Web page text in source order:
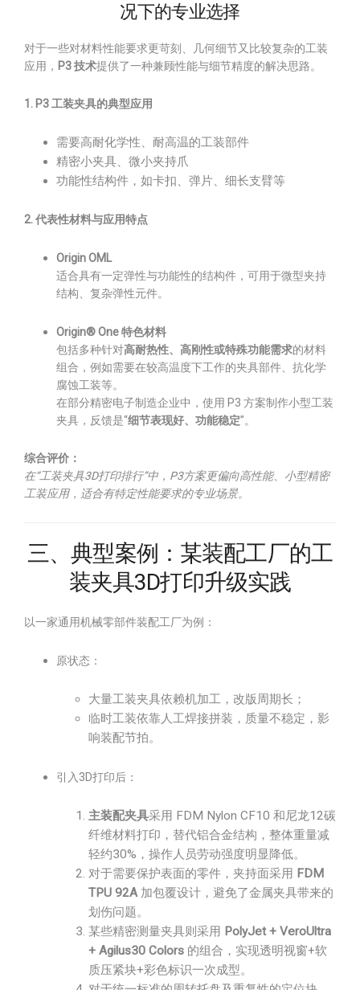
况下的专业选择
对于一些对材料性能要求更苛刻、几何细节又比较复杂的工装
应用， P3 技术提供了一种兼顾性能与细节精度的解决思路。
1. P3 工装夹具的典型应用
需要高耐化学性、耐高温的工装部件
精密小夹具、微小夹持爪
功能性结构件，如卡扣、弹片、细长支臂等
2. 代表性材料与应用特点
Origin OML
适合具有一定弹性与功能性的结构件，可用于微型夹持
结构、复杂弹性元件。
Origin® One 特色材料
包括多种针对高耐热性、高刚性或特殊功能需求的材料
组合，例如需要在较高温度下工作的夹具部件、抗化学
腐蚀工装等。
在部分精密电子制造企业中，使用 P3 方案制作小型工装
夹具，反馈是“细节表现好、功能稳定”。
综合评价：
在“工装夹具3D打印排行”中，P3方案更偏向高性能、小型精密
工装应用，适合有特定性能要求的专业场景。
三、典型案例：某装配工厂的工
装夹具3D打印升级实践
以一家通用机械零部件装配工厂为例：
原状态：
大量工装夹具依赖机加工，改版周期长；
临时工装依靠人工焊接拼装，质量不稳定，影
响装配节拍。
引入3D打印后：
主装配夹具采用 FDM Nylon CF10 和尼龙12碳
纤维材料打印，替代铝合金结构，整体重量减
轻约30%，操作人员劳动强度明显降低。
对于需要保护表面的零件，夹持面采用 FDM
TPU 92A加包覆设计，避免了金属夹具带来的
划伤问题。
某些精密测量夹具则采用 PolyJet + VeroUltra
+ Agilus30 Colors 的组合，实现透明视窗+软
质压紧块+彩色标识一次成型。